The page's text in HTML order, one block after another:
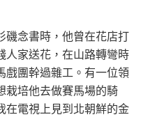
磯念書時，他曾在花店打
人家送花，在山路轉彎時
戲團幹過雜工。有一位領
栽培他去做賽馬場的騎
在電視上見到北朝鮮的金